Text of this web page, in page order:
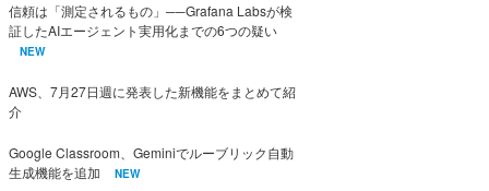
信頼は「測定されるもの」──Grafana Labsが検
証したAIエージェント実用化までの6つの疑い
NEW
AWS、7月27日週に発表した新機能をまとめて紹
介
Google Classroom、Geminiでルーブリック自動
生成機能を追加
NEW